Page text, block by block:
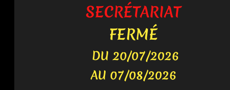
SECRÉTARIAT
FERMÉ
DU 20/07/2026
AU 07/08/2026